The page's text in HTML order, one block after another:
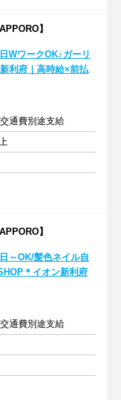
】
WワークOK♪ガーリ
利府｜高時給×前払
通費別途支給
】
～OK/髪色ネイル自
＊イオン新利府
通費別途支給